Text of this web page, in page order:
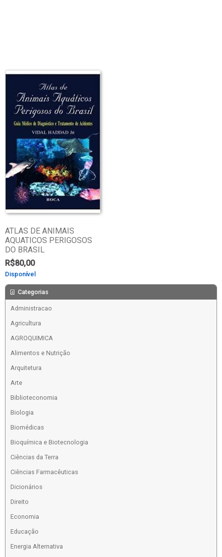
ATLAS DE ANIMAIS
AQUATICOS PERIGOSOS
DO BRASIL
R$80,00
Disponível
Comprar
Categorias
Administracao
Agricultura
AGROQUIMICA
Alimentos e Nutrição
Arquitetura
Arte
Biblioteconomia
Biologia
Biomédicas
Bioquímica e Biotecnologia
Ciências da Terra
Ciências Farmacêuticas
Dicionários
Direito
Economia
Educação
Energia Alternativa